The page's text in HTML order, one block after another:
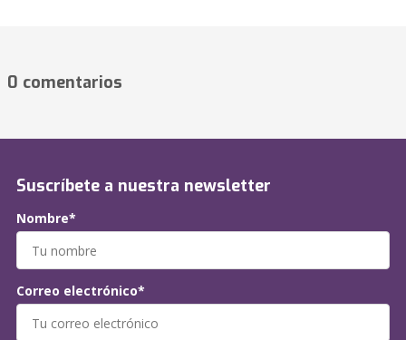
0 comentarios
Suscríbete a nuestra newsletter
Nombre*
Correo electrónico*